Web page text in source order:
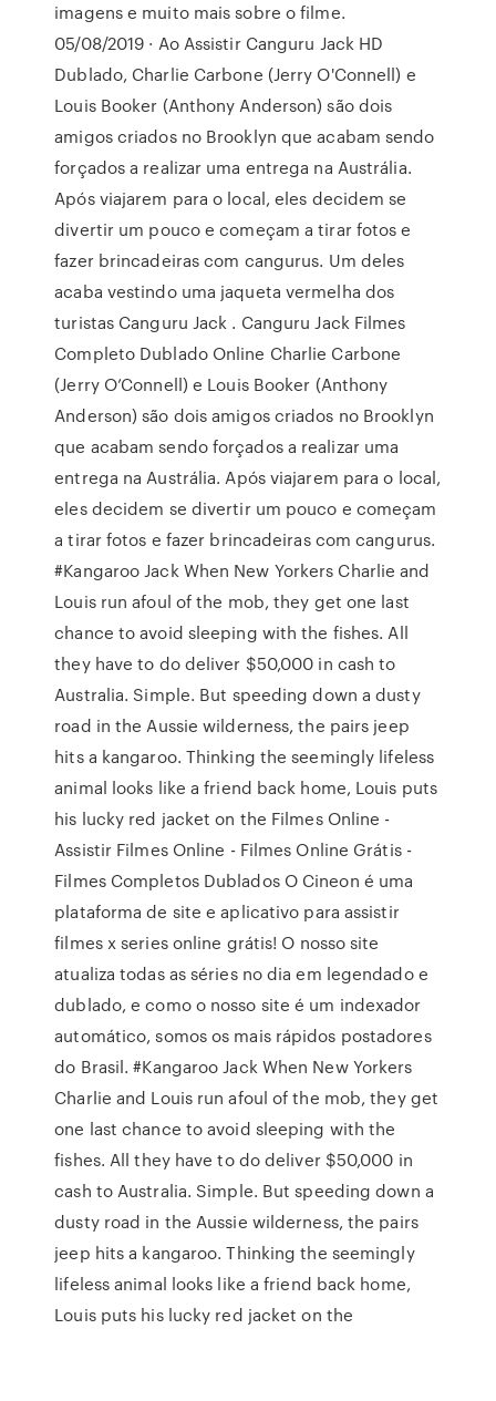
imagens e muito mais sobre o filme.
05/08/2019 · Ao Assistir Canguru Jack HD
Dublado, Charlie Carbone (Jerry O'Connell) e
Louis Booker (Anthony Anderson) são dois
amigos criados no Brooklyn que acabam sendo
forçados a realizar uma entrega na Austrália.
Após viajarem para o local, eles decidem se
divertir um pouco e começam a tirar fotos e
fazer brincadeiras com cangurus. Um deles
acaba vestindo uma jaqueta vermelha dos
turistas Canguru Jack . Canguru Jack Filmes
Completo Dublado Online Charlie Carbone
(Jerry O’Connell) e Louis Booker (Anthony
Anderson) são dois amigos criados no Brooklyn
que acabam sendo forçados a realizar uma
entrega na Austrália. Após viajarem para o local,
eles decidem se divertir um pouco e começam
a tirar fotos e fazer brincadeiras com cangurus.
#Kangaroo Jack When New Yorkers Charlie and
Louis run afoul of the mob, they get one last
chance to avoid sleeping with the fishes. All
they have to do deliver $50,000 in cash to
Australia. Simple. But speeding down a dusty
road in the Aussie wilderness, the pairs jeep
hits a kangaroo. Thinking the seemingly lifeless
animal looks like a friend back home, Louis puts
his lucky red jacket on the Filmes Online -
Assistir Filmes Online - Filmes Online Grátis -
Filmes Completos Dublados O Cineon é uma
plataforma de site e aplicativo para assistir
filmes x series online grátis! O nosso site
atualiza todas as séries no dia em legendado e
dublado, e como o nosso site é um indexador
automático, somos os mais rápidos postadores
do Brasil. #Kangaroo Jack When New Yorkers
Charlie and Louis run afoul of the mob, they get
one last chance to avoid sleeping with the
fishes. All they have to do deliver $50,000 in
cash to Australia. Simple. But speeding down a
dusty road in the Aussie wilderness, the pairs
jeep hits a kangaroo. Thinking the seemingly
lifeless animal looks like a friend back home,
Louis puts his lucky red jacket on the